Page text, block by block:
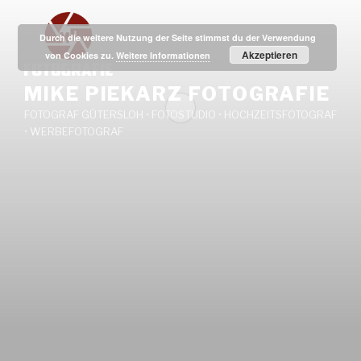
Inhalt
springen
MIKE PIEKARZ FOTOGRAFIE
FOTOGRAF GÜTERSLOH • FOTOSTUDIO • HOCHZEITSFOTOGRAF
• WERBEFOTOGRAF
Durch die weitere Nutzung der Seite stimmst du der Verwendung
von Cookies zu.Weitere Informationen Akzeptieren